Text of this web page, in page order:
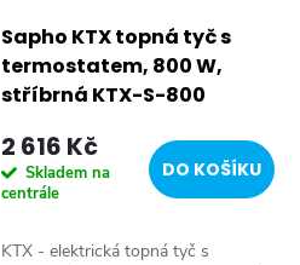
Sapho KTX topná tyč s
termostatem, 800 W,
stříbrná KTX-S-800
2 616 Kč
Skladem na
centrále
DO KOŠÍKU
KTX - elektrická topná tyč s